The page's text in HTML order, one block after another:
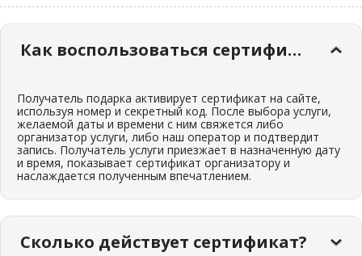
Как воспользоваться сертификатом?
Получатель подарка активирует сертификат на сайте,
используя номер и секретный код. После выбора услуги,
желаемой даты и времени с ним свяжется либо
организатор услуги, либо наш оператор и подтвердит
запись. Получатель услуги приезжает в назначенную дату
и время, показывает сертификат организатору и
наслаждается полученным впечатлением.
Сколько действует сертификат?